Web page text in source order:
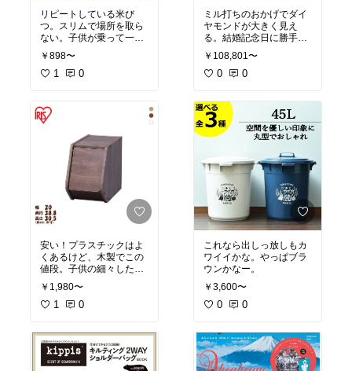
リピートしている米び
つ。スリムで場所を取ら
ない。子供が乗って一回
壊れたけど、めげずにま
た買いました。またまた
好きなブラウン。
￥898〜
1 0
安い！プラスチックはよ
くあるけど、木製でこの
値段。子供の細々したも
のに、便利！
￥1,980〜
1 0
ミル打ちのおかげでダイ
ヤモンドが大きく見え
る。結婚記念日に勝手に
買った笑。これは、絶対
お値段以上。おすすめ。
店頭では無理な値段。
￥108,801〜
0 0
これなら出しっ放しもカ
ワイイかな。やっぱブラ
ウンかなー。
￥3,600〜
0 0